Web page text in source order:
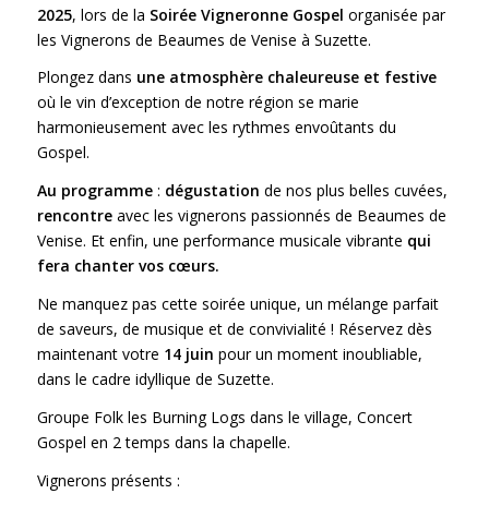
2025, lors de la Soirée Vigneronne Gospel organisée par
les Vignerons de Beaumes de Venise à Suzette.
Plongez dans une atmosphère chaleureuse et festive
où le vin d’exception de notre région se marie
harmonieusement avec les rythmes envoûtants du
Gospel.
Au programme: dégustation de nos plus belles cuvées,
rencontreavec les vignerons passionnés de Beaumes de
Venise. Et enfin, une performance musicale vibrante qui
fera chanter vos cœurs.
Ne manquez pas cette soirée unique, un mélange parfait
de saveurs, de musique et de convivialité ! Réservez dès
maintenant votre 14 juin pour un moment inoubliable,
dans le cadre idyllique de Suzette.
Groupe Folk les Burning Logs dans le village, Concert
Gospel en 2 temps dans la chapelle.
Vignerons présents :